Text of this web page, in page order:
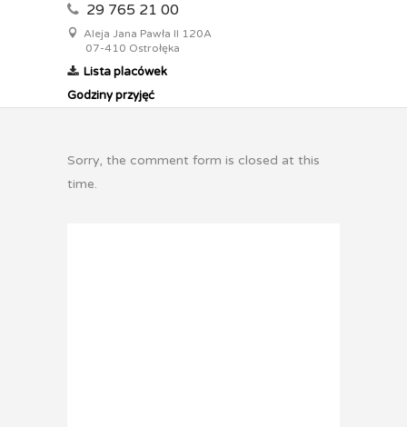
29 765 21 00
Aleja Jana Pawła II 120A
07-410 Ostrołęka
Lista placówek
Godziny przyjęć
Sorry, the comment form is closed at this
time.